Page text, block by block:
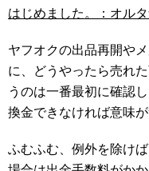
はじめました。：オル
ヤフオクの出品再開や
に、どうやったら売れ
うのは一番最初に確認
換金できなければ意味が
ふむふむ、例外を除け